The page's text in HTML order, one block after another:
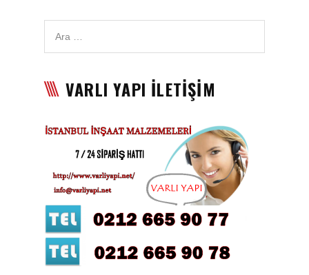
Satışı
Asma Tavan Malzemesi
Asma Tavan Karolam
Malzeme Satışı
Alçıpan malzemesi satışı
Sandviç Panel Malzemesi
Satışı
VARLI YAPI İLETİŞİM